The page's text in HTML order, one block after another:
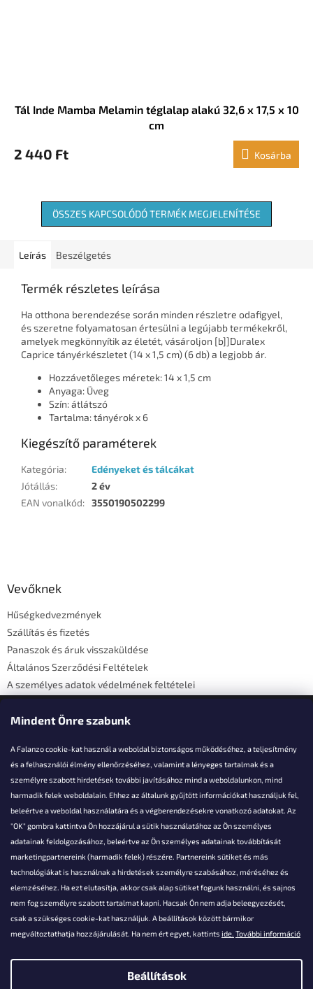
Mindent Önre szabunk
A Falanzo cookie-kat használ a weboldal biztonságos működéséhez, a teljesítmény
és a felhasználói élmény ellenőrzéséhez, valamint a lényeges tartalmak és a
személyre szabott hirdetések további javításához mind a weboldalunkon, mind
harmadik felek weboldalain. Ehhez az általunk gyűjtött információkat használjuk fel,
beleértve a weboldal használatára és a végberendezésekre vonatkozó adatokat. Az
"OK" gombra kattintva Ön hozzájárul a sütik használatához az Ön személyes
adatainak feldolgozásához, beleértve az Ön személyes adatainak továbbítását
marketingpartnereink (harmadik felek) részére. Partnereink sütiket és más
technológiákat is használnak a hirdetések személyre szabásához, méréséhez és
elemzéséhez. Ha ezt elutasítja, akkor csak alap sütiket fogunk használni, és sajnos
nem fog személyre szabott tartalmat kapni. Hacsak Ön nem adja beleegyezését,
csak a szükséges cookie-kat használjuk. A beállítások között bármikor
megváltoztathatja hozzájárulását. Ha nem ért egyet, kattints ide. További információ
Beállítások
Tál Inde Mamba Melamin téglalap alakú 32,6 x 17,5 x 10
cm
2 440 Ft Kosárba
ÖSSZES KAPCSOLÓDÓ TERMÉK MEGJELENÍTÉSE
Leírás Beszélgetés
Termék részletes leírása
Ha otthona berendezése során minden részletre odafigyel,
és szeretne folyamatosan értesülni a legújabb termékekről,
amelyek megkönnyítik az életét, vásároljon [b]]Duralex
Caprice tányérkészletet (14 x 1,5 cm) (6 db) a legjobb ár.
Hozzávetőleges méretek: 14 x 1,5 cm
Anyaga: Üveg
Szín: átlátszó
Tartalma: tányérok x 6
Kiegészítő paraméterek
Kategória:
Edényeket és tálcákat
Jótállás:
2 év
EAN vonalkód: 3550190502299
Vevőknek
Hűségkedvezmények
Szállítás és fizetés
Panaszok és áruk visszaküldése
Általános Szerződési Feltételek
A személyes adatok védelmének feltételei
Elérhetőségi adatok
Akarsz kérdezni valamit?
info@falanzo.hu